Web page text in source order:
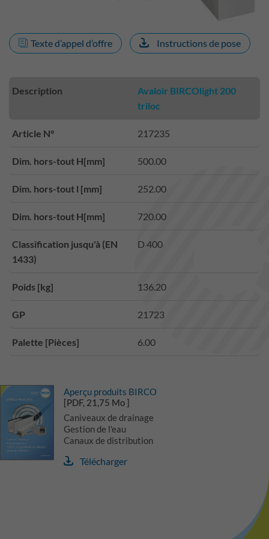
Texte d’appel d’offre Instructions de pose
Description
Avaloir BIRCOlight 200
triloc
Article N° 217235
Dim. hors-tout H[mm] 500.00
Dim. hors-tout l [mm] 252.00
Dim. hors-tout H[mm] 720.00
Classification jusqu'à (EN
1433)
D 400
Poids [kg] 136.20
GP 21723
Palette [Pièces] 6.00
Aperçu produits BIRCO
[PDF, 21,75 Mo ]
Caniveaux de drainage
Gestion de l'eau
Canaux de distribution
Télécharger